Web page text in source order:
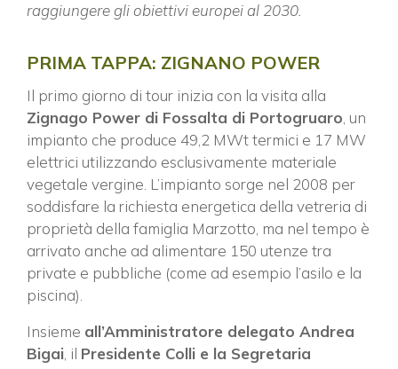
raggiungere gli obiettivi europei al 2030.
PRIMA TAPPA: ZIGNANO POWER
Il primo giorno di tour inizia con la visita alla
Zignago Power di Fossalta di Portogruaro, un
impianto che produce 49,2 MWt termici e 17 MW
elettrici utilizzando esclusivamente materiale
vegetale vergine. L’impianto sorge nel 2008 per
soddisfare la richiesta energetica della vetreria di
proprietà della famiglia Marzotto, ma nel tempo è
arrivato anche ad alimentare 150 utenze tra
private e pubbliche (come ad esempio l’asilo e la
piscina).
Insieme all’Amministratore delegato Andrea
Bigai, il Presidente Colli e la Segretaria